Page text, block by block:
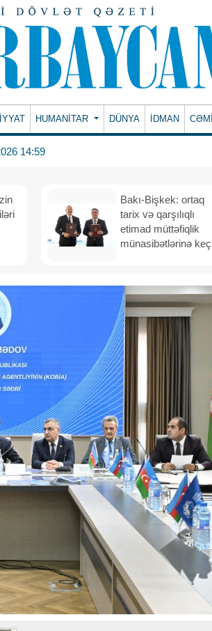
HUMANITAR DÜNYA İDMAN
14:59
Bakı-Bişkek: ortaq
tarix və qarşılıqlı
etimad müttəfiqlik
münasibətlərinə